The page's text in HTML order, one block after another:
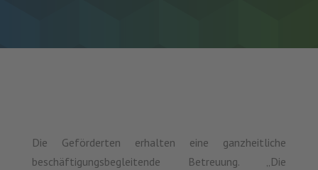
Die Geförderten erhalten eine ganzheitliche
beschäftigungsbegleitende Betreuung. „Die